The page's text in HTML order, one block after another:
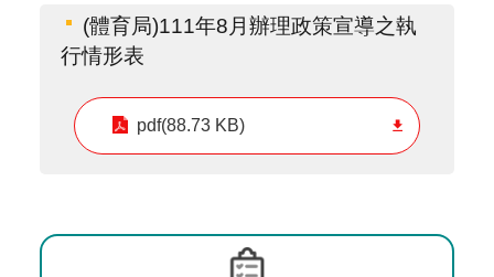
(體育局)111年8月辦理政策宣導之執
行情形表
pdf(88.73 KB)